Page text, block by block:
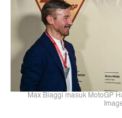
Max Biaggi masuk MotoGP